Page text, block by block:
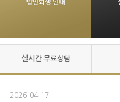
실시간 무료상담
2026-04-17